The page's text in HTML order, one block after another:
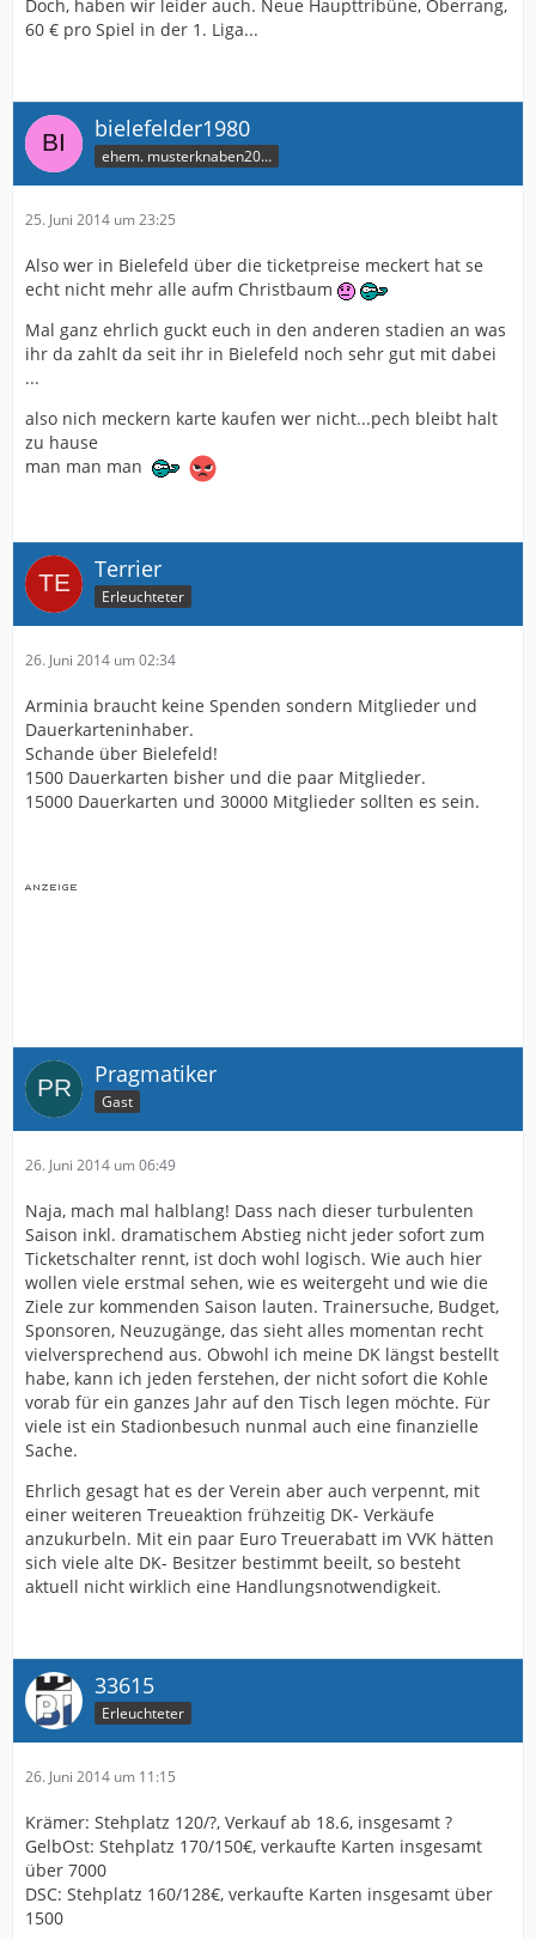
Doch, haben wir leider auch. Neue Haupttribüne, Oberrang,
60 € pro Spiel in der 1. Liga...
bielefelder1980
ehem. musterknaben2006
25. Juni 2014 um 23:25
Also wer in Bielefeld über die ticketpreise meckert hat se
echt nicht mehr alle aufm Christbaum
Mal ganz ehrlich guckt euch in den anderen stadien an was
ihr da zahlt da seit ihr in Bielefeld noch sehr gut mit dabei
...
also nich meckern karte kaufen wer nicht...pech bleibt halt
zu hause
man man man
Terrier
Erleuchteter
26. Juni 2014 um 02:34
Arminia braucht keine Spenden sondern Mitglieder und
Dauerkarteninhaber.
Schande über Bielefeld!
1500 Dauerkarten bisher und die paar Mitglieder.
15000 Dauerkarten und 30000 Mitglieder sollten es sein.
Pragmatiker
Gast
26. Juni 2014 um 06:49
Naja, mach mal halblang! Dass nach dieser turbulenten
Saison inkl. dramatischem Abstieg nicht jeder sofort zum
Ticketschalter rennt, ist doch wohl logisch. Wie auch hier
wollen viele erstmal sehen, wie es weitergeht und wie die
Ziele zur kommenden Saison lauten. Trainersuche, Budget,
Sponsoren, Neuzugänge, das sieht alles momentan recht
vielversprechend aus. Obwohl ich meine DK längst bestellt
habe, kann ich jeden ferstehen, der nicht sofort die Kohle
vorab für ein ganzes Jahr auf den Tisch legen möchte. Für
viele ist ein Stadionbesuch nunmal auch eine finanzielle
Sache.
Ehrlich gesagt hat es der Verein aber auch verpennt, mit
einer weiteren Treueaktion frühzeitig DK- Verkäufe
anzukurbeln. Mit ein paar Euro Treuerabatt im VVK hätten
sich viele alte DK- Besitzer bestimmt beeilt, so besteht
aktuell nicht wirklich eine Handlungsnotwendigkeit.
33615
Erleuchteter
26. Juni 2014 um 11:15
Krämer: Stehplatz 120/?, Verkauf ab 18.6, insgesamt ?
GelbOst: Stehplatz 170/150€, verkaufte Karten insgesamt
über 7000
DSC: Stehplatz 160/128€, verkaufte Karten insgesamt über
1500